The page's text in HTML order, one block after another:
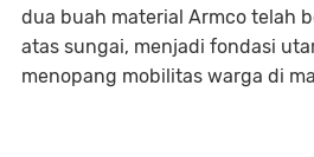
dua buah material Armco telah
atas sungai, menjadi fondasi
menopang mobilitas warga di